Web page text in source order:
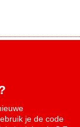
je de code